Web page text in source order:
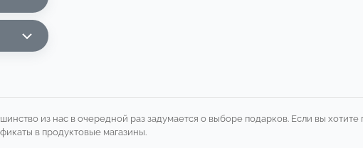
из нас в очередной раз задумается о выборе подарков. Если вы
в продуктовые магазины.